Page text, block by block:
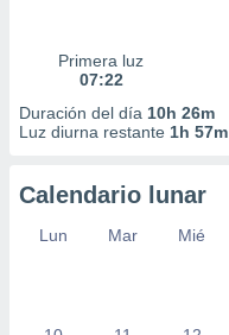
Primera luz
07:22
Duración del día 10h 26m
Luz diurna restante 1h 57m
Calendario lunar
Lun Mar Mié